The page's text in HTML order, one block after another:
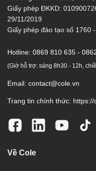
Giấy phép ĐKKD:
29/11/2019
Giấy phép đào tạo số 1760
Hotline: 0869 810 635 -
(Giờ hỗ trợ: sáng 8h30 - 12h,
Email: contact@cole.vn
Trang tin chính thức: https://
Về Cole